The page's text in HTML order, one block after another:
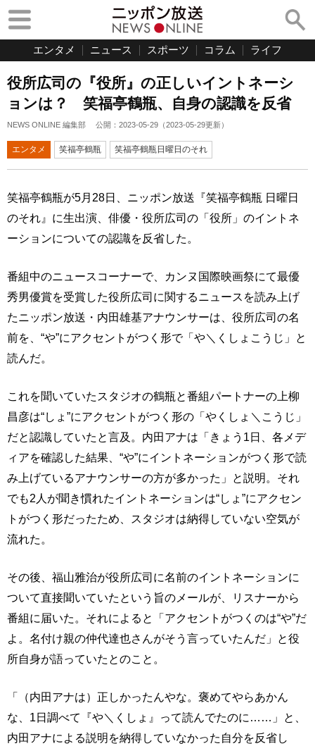
エンタメ ニュース スポーツ コラム ライフ
役所広司の『役所』の正しいイントネーシ
ョンは？ 笑福亭鶴瓶、自身の認識を反省
NEWS ONLINE 編集部 公開： 2023-05-29 （2023-05-29更新）
エンタメ 笑福亭鶴瓶 笑福亭鶴瓶日曜日のそれ
笑福亭鶴瓶が5月28日、ニッポン放送『笑福亭鶴瓶 日曜日
のそれ』に生出演、俳優・役所広司の「役所」のイントネ
ーションについての認識を反省した。
番組中のニュースコーナーで、カンヌ国際映画祭にて最優
秀男優賞を受賞した役所広司に関するニュースを読み上げ
たニッポン放送・内田雄基アナウンサーは、役所広司の名
前を、“や”にアクセントがつく形で「や＼くしょこうじ」と
読んだ。
これを聞いていたスタジオの鶴瓶と番組パートナーの上柳
昌彦は“しょ”にアクセントがつく形の「やくしょ＼こうじ」
だと認識していたと言及。内田アナは「きょう1日、各メデ
ィアを確認した結果、“や”にイントネーションがつく形で読
み上げているアナウンサーの方が多かった」と説明。それ
でも2人が聞き慣れたイントネーションは“しょ”にアクセン
トがつく形だったため、スタジオは納得していない空気が
流れた。
その後、福山雅治が役所広司に名前のイントネーションに
ついて直接聞いていたという旨のメールが、リスナーから
番組に届いた。それによると「アクセントがつくのは“や”だ
よ。名付け親の仲代達也さんがそう言っていたんだ」と役
所自身が語っていたとのこと。
「（内田アナは）正しかったんやな。褒めてやらあかん
な、1日調べて『や＼くしょ』って読んでたのに……」と、
内田アナによる説明を納得していなかった自分を反省し